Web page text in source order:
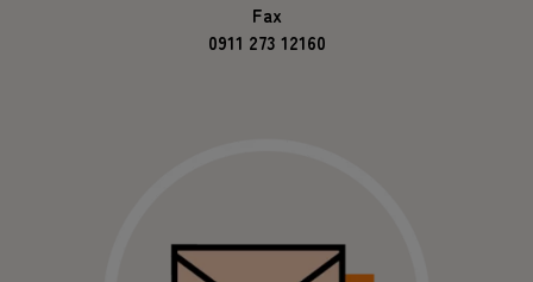
Fax
0911 273 12160